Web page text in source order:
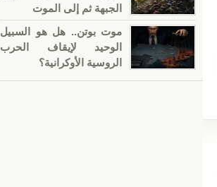
الجبهة ثم إلى الموت
موت بوتن.. هل هو السبيل
الوحيد لإيقاف الحرب
الروسية الأوكرانية؟